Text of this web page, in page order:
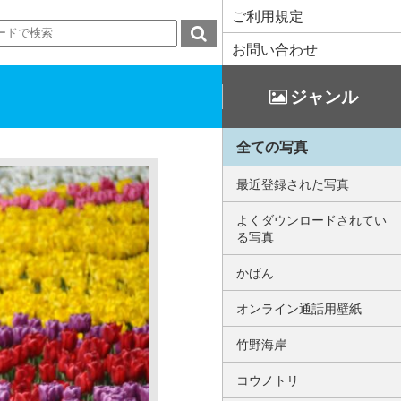
ご利用規定
お問い合わせ
ジャンル
全ての写真
最近登録された写真
よくダウンロードされてい
る写真
かばん
オンライン通話用壁紙
竹野海岸
コウノトリ